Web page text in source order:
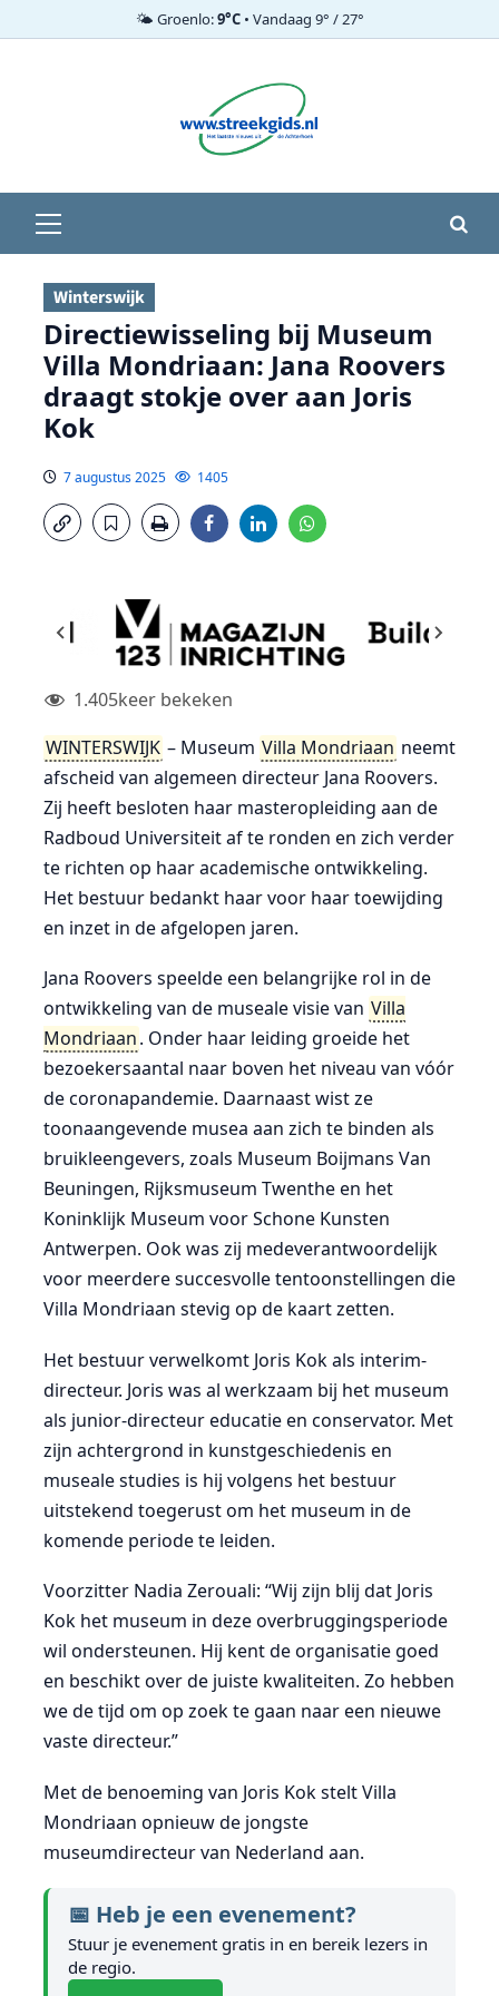
🌤️ Groenlo:9°C• Vandaag 9° / 27°
menu
Winterswijk
Directiewisseling bij Museum
Villa Mondriaan: Jana Roovers
draagt stokje over aan Joris
Kok
7 augustus 2025 1405
1.405keer bekeken
WINTERSWIJK – Museum Villa Mondriaan neemt
afscheid van algemeen directeur Jana Roovers.
Zij heeft besloten haar masteropleiding aan de
Radboud Universiteit af te ronden en zich verder
te richten op haar academische ontwikkeling.
Het bestuur bedankt haar voor haar toewijding
en inzet in de afgelopen jaren.
Jana Roovers speelde een belangrijke rol in de
ontwikkeling van de museale visie van Villa
Mondriaan. Onder haar leiding groeide het
bezoekersaantal naar boven het niveau van vóór
de coronapandemie. Daarnaast wist ze
toonaangevende musea aan zich te binden als
bruikleengevers, zoals Museum Boijmans Van
Beuningen, Rijksmuseum Twenthe en het
Koninklijk Museum voor Schone Kunsten
Antwerpen. Ook was zij medeverantwoordelijk
voor meerdere succesvolle tentoonstellingen die
Villa Mondriaan stevig op de kaart zetten.
Het bestuur verwelkomt Joris Kok als interim-
directeur. Joris was al werkzaam bij het museum
als junior-directeur educatie en conservator. Met
zijn achtergrond in kunstgeschiedenis en
museale studies is hij volgens het bestuur
uitstekend toegerust om het museum in de
komende periode te leiden.
Voorzitter Nadia Zerouali: “Wij zijn blij dat Joris
Kok het museum in deze overbruggingsperiode
wil ondersteunen. Hij kent de organisatie goed
en beschikt over de juiste kwaliteiten. Zo hebben
we de tijd om op zoek te gaan naar een nieuwe
vaste directeur.”
Met de benoeming van Joris Kok stelt Villa
Mondriaan opnieuw de jongste
museumdirecteur van Nederland aan.
📅 Heb je een evenement?
Stuur je evenement gratis in en bereik lezers in
de regio.